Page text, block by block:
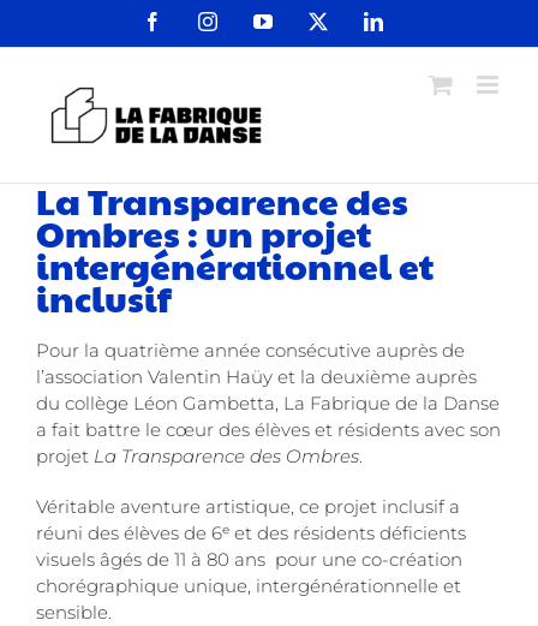
FacebookInstagramYouTube LinkedIn
La Transparence des
Ombres : un projet
intergénérationnel et
inclusif
Pour la quatrième année consécutive auprès de
l’association Valentin Haüy et la deuxième auprès
du collège Léon Gambetta, La Fabrique de la Danse
a fait battre le cœur des élèves et résidents avec son
projet La Transparence des Ombres.
Véritable aventure artistique, ce projet inclusif a
réuni des élèves de 6ᵉ et des résidents déficients
visuels âgés de 11 à 80 ans pour une co-création
chorégraphique unique, intergénérationnelle et
sensible.